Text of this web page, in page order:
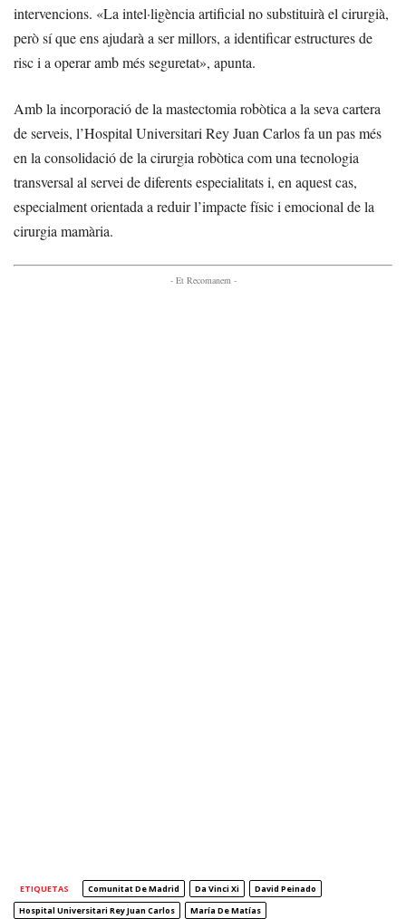
intervencions. «La intel·ligència artificial no substituirà el cirurgià,
però sí que ens ajudarà a ser millors, a identificar estructures de
risc i a operar amb més seguretat», apunta.
Amb la incorporació de la mastectomia robòtica a la seva cartera
de serveis, l’Hospital Universitari Rey Juan Carlos fa un pas més
en la consolidació de la cirurgia robòtica com una tecnologia
transversal al servei de diferents especialitats i, en aquest cas,
especialment orientada a reduir l’impacte físic i emocional de la
cirurgia mamària.
- Et Recomanem -
ETIQUETAS Comunitat De Madrid Da Vinci Xi
David Peinado
Hospital Universitari Rey Juan Carlos
María De Matías